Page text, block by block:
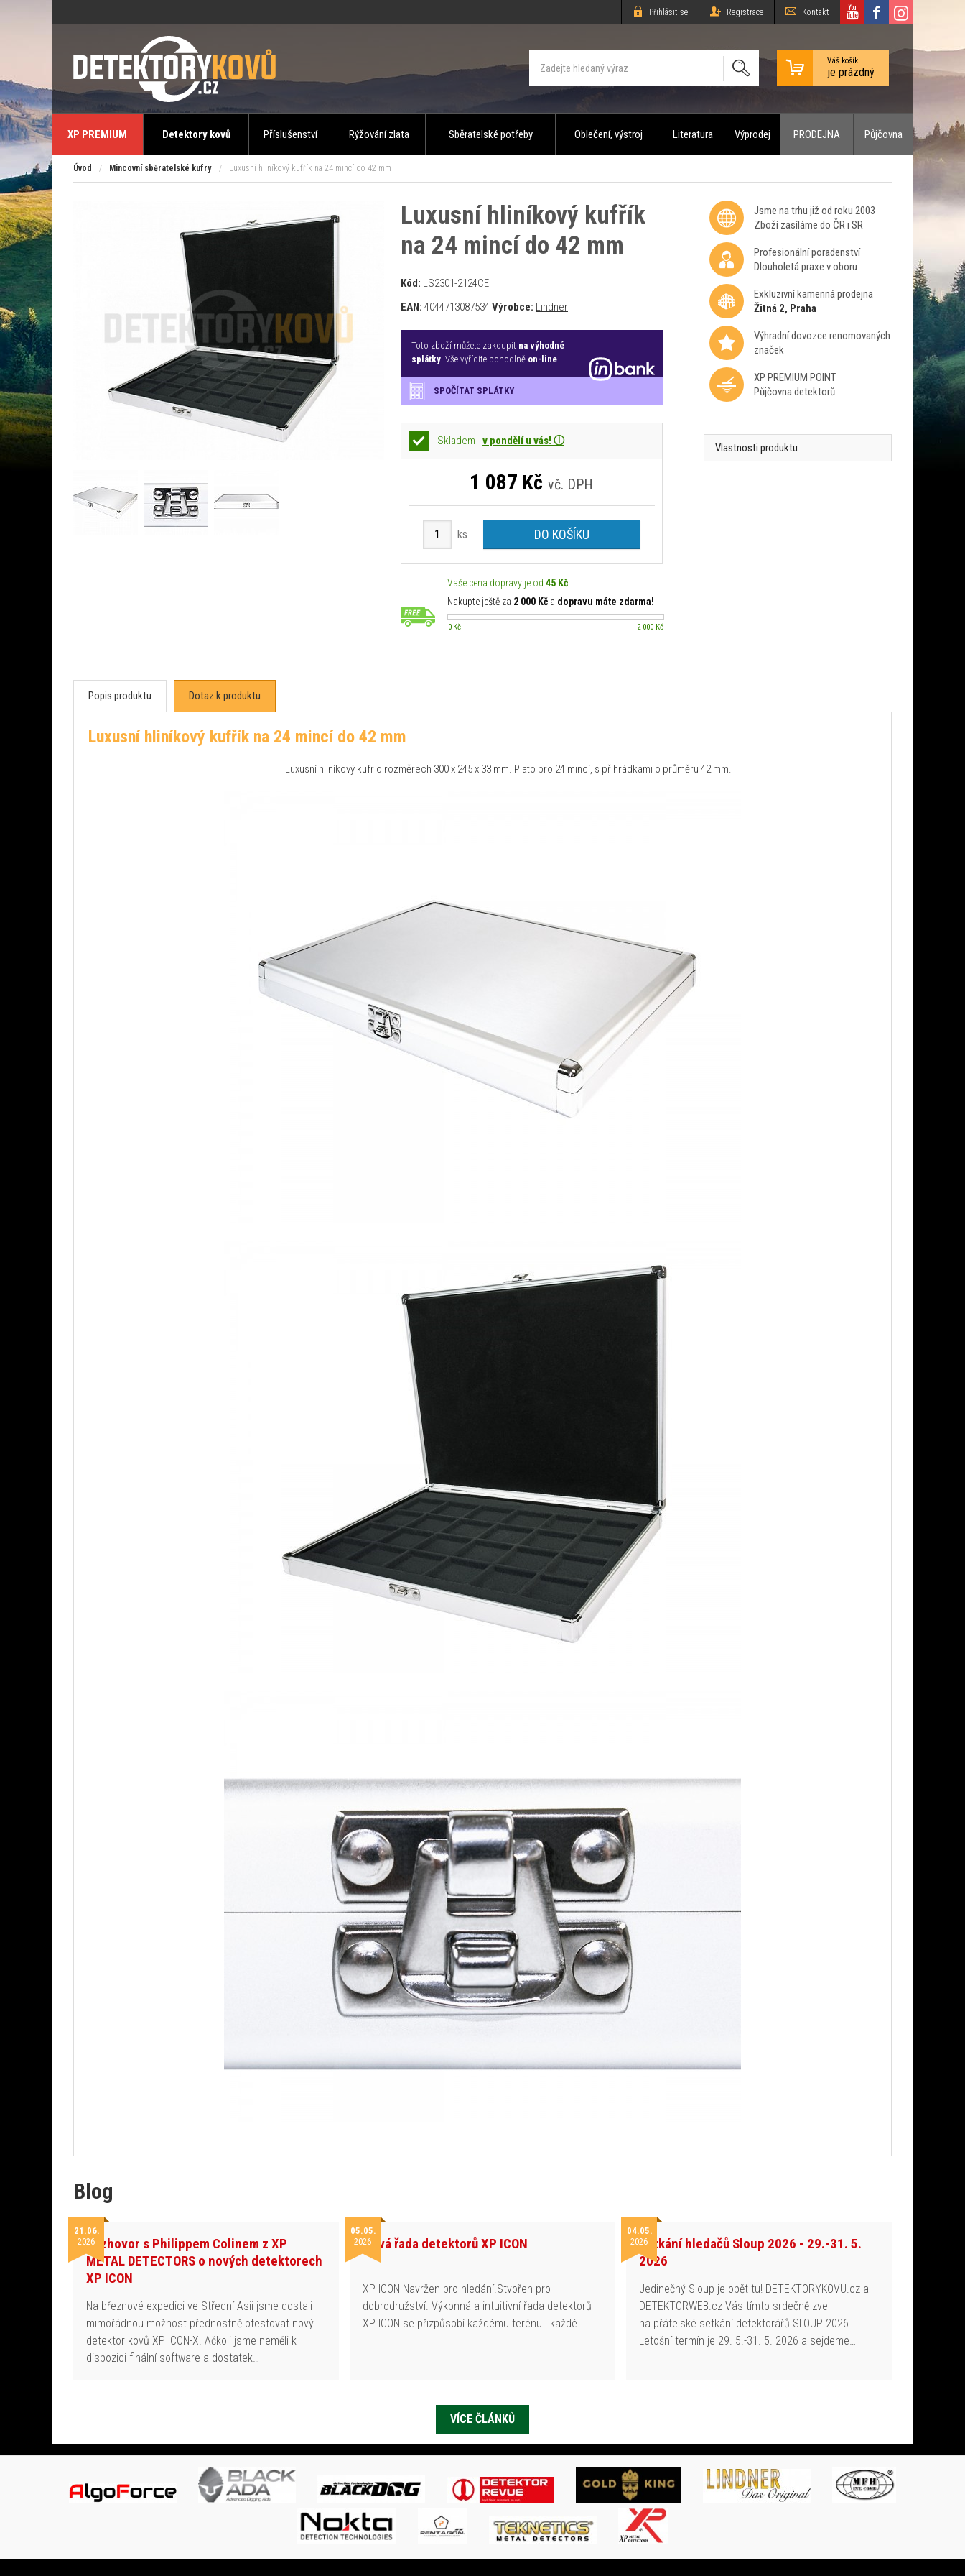
Přihlásit se Registrace Kontakt
Váš košík
je prázdný
XP PREMIUM Detektory kovů Příslušenství Rýžování zlata Sběratelské potřeby Oblečení, výstroj Literatura Výprodej PRODEJNA Půjčovna
Úvod / Mincovní sběratelské kufry / Luxusní hliníkový kufřík na 24 mincí do 42 mm
Luxusní hliníkový kufřík
na 24 mincí do 42 mm
Kód: LS2301-2124CE
EAN: 4044713087534Výrobce: Lindner
Toto zboží můžete zakoupit na výhodné
splátky. Vše vyřídíte pohodlně on-line
SPOČÍTAT SPLÁTKY
Skladem -v pondělí u vás! ⓘ
1 087 Kč vč. DPH
ks DO KOŠÍKU
Vaše cena dopravy je od 45 Kč
Nakupte ještě za 2 000 Kča dopravu máte zdarma!
0 Kč 2 000 Kč
Jsme na trhu již od roku 2003
Zboží zasíláme do ČR i SR
Profesionální poradenství
Dlouholetá praxe v oboru
Exkluzivní kamenná prodejna
Žitná 2, Praha
Výhradní dovozce renomovaných
značek
XP PREMIUM POINT
Půjčovna detektorů
Vlastnosti produktu
Popis produktu Dotaz k produktu
Luxusní hliníkový kufřík na 24 mincí do 42 mm
Luxusní hliníkový kufr o rozměrech 300 x 245 x 33 mm. Plato pro 24 mincí, s přihrádkami o průměru 42 mm.
Blog
21.06.
2026Rozhovor s Philippem Colinem z XP
METAL DETECTORS o nových detektorech
XP ICON
Na březnové expedici ve Střední Asii jsme dostali
mimořádnou možnost přednostně otestovat nový
detektor kovů XP ICON-X. Ačkoli jsme neměli k
dispozici finální software a dostatek…
05.05.
2026Nová řada detektorů XP ICON
XP ICON Navržen pro hledání.Stvořen pro
dobrodružství. Výkonná a intuitivní řada detektorů
XP ICON se přizpůsobí každému terénu i každé…
04.05.
2026Setkání hledačů Sloup 2026 - 29.-31. 5.
2026
Jedinečný Sloup je opět tu! DETEKTORYKOVU.cz a
DETEKTORWEB.cz Vás tímto srdečně zve
na přátelské setkání detektorářů SLOUP 2026.
Letošní termín je 29. 5.-31. 5. 2026 a sejdeme…
VÍCE ČLÁNKŮ